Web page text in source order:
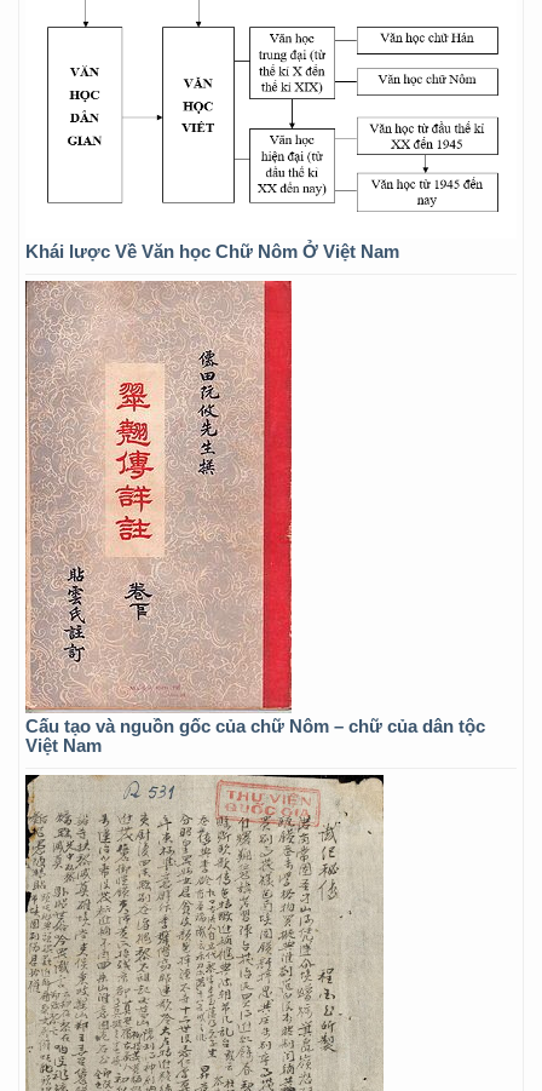
Khái lược Về Văn học Chữ Nôm Ở Việt Nam
Cấu tạo và nguồn gốc của chữ Nôm – chữ của dân tộc
Việt Nam